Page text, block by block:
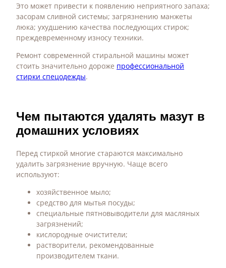
Это может привести к появлению неприятного запаха;
засорам сливной системы; загрязнению манжеты
люка; ухудшению качества последующих стирок;
преждевременному износу техники.
Ремонт современной стиральной машины может
стоить значительно дороже профессиональной
стирки спецодежды.
Чем пытаются удалять мазут в
домашних условиях
Перед стиркой многие стараются максимально
удалить загрязнение вручную. Чаще всего
используют:
хозяйственное мыло;
средство для мытья посуды;
специальные пятновыводители для масляных
загрязнений;
кислородные очистители;
растворители, рекомендованные
производителем ткани.